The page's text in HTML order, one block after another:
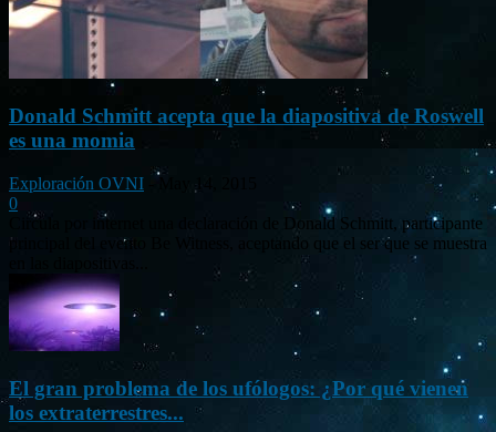
Donald Schmitt acepta que la diapositiva de Roswell
es una momia
Exploración OVNI
0
Circula por internet una declaración de Donald Schmitt, participante
principal del evento Be Witness, aceptando que el ser que se muestra
El gran problema de los ufólogos: ¿Por qué vienen
los extraterrestres...